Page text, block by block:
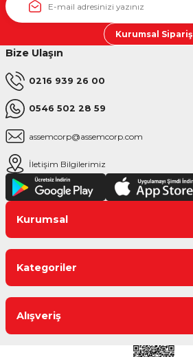
Kurumsal Sipariş
Bize Ulaşın
0216 939 26 00
0546 502 28 59
assemcorp@assemcorp.com
İletişim Bilgilerimiz
Kurumsal
Kategoriler
Alışveriş